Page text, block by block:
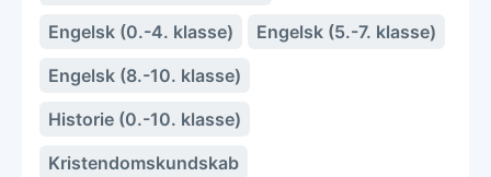
Engelsk (0.-4. klasse)
Engelsk (5.-7. klasse)
Engelsk (8.-10. klasse)
Historie (0.-10. klasse)
Kristendomskundskab